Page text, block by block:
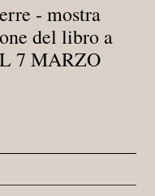
- mostra
del libro a
7 MARZO